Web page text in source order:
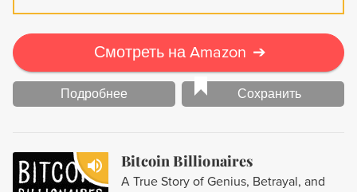
Смотреть на Amazon ➔
Подробнее Сохранить
Bitcoin Billionaires
A True Story of Genius, Betrayal, and